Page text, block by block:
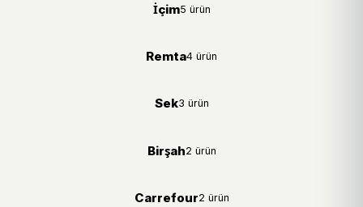
İçim5 ürün
Remta4 ürün
Sek3 ürün
Birşah2 ürün
Carrefour2 ürün